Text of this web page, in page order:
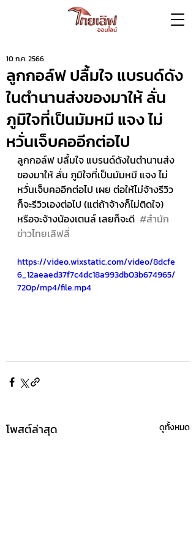
ลูกกอล์ฟ ปลื้มใจ แบรนด์ดัง
ในตำนานส่งของมาให้ ลั่น
ภูมิใจที่เป็นมัมหมี แจง ไม่
หวั่นเจ็บคออีกต่อไป
10 ก.ค. 2566
ลูกกอล์ฟ ปลื้มใจ แบรนด์ดังในตำนานส่ง
ของมาให้ ลั่น ภูมิใจที่เป็นมัมหมี แจง ไม่
หวั่นเจ็บคออีกต่อไป เผย ต่อให้ไม่จ้างรีวิว
ก็จะรีวิวเองต่อไป (แต่ถ้าจ้างก็ไม่ติดใจ)
หรือจะจ้างน้องเตนล์ เลยก็จะดี #สำนัก
ข่าวไทยเลิฟลี่
https://video.wixstatic.com/video/8dcfe
6_12aeaed37f7c4dc18a993db03b674965/
720p/mp4/file.mp4
โพสต์ล่าสุด ดูทั้งหมด